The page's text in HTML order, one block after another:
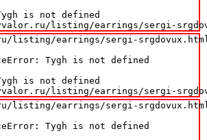
is not defined
listing/earrings/sergi-
listing/earrings/sergi-
Tygh is not defined
is not defined
listing/earrings/sergi-
listing/earrings/sergi-
Tygh is not defined